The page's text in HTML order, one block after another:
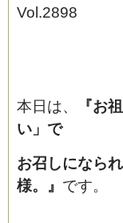
Vol.2898
本日は、
『お
い」で
お召しになら
様。』 です。